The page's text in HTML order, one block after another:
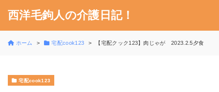
西洋毛鉤人の介護日記！
ホーム 宅配cook123 【宅配クック123】肉じゃが 2023.2.5夕食
宅配cook123